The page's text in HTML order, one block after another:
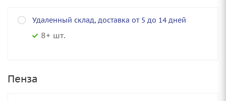
Удаленный склад, доставка от 5 до 14 дней
8+ шт.
Пенза